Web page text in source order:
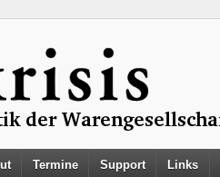
Termine Support Links